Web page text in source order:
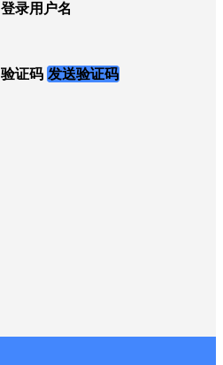
登录用户名
验证码 发送验证码